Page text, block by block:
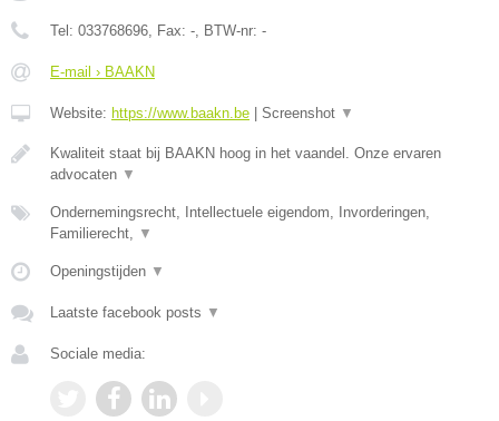
Tel: 033768696 , Fax: - , BTW-nr: -
E-mail › BAAKN
Website: https://www.baakn.be Screenshot ▼
Kwaliteit staat bij BAAKN hoog in het vaandel. Onze ervaren
advocaten ▼
Ondernemingsrecht, Intellectuele eigendom, Invorderingen,
Familierecht,
▼
Openingstijden ▼
Laatste facebook posts ▼
Sociale media: